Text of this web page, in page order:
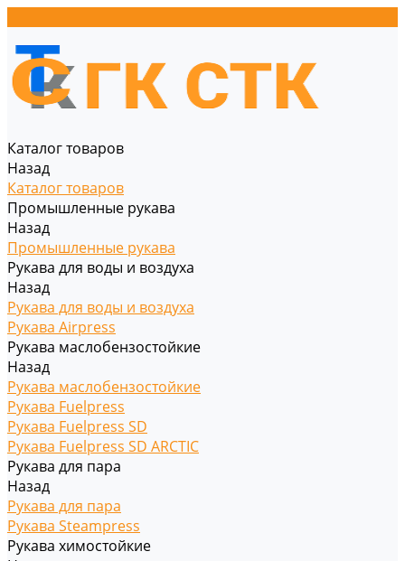
Каталог товаров
Назад
Каталог товаров
Промышленные рукава
Назад
Промышленные рукава
Рукава для воды и воздуха
Назад
Рукава для воды и воздуха
Рукава Airpress
Рукава маслобензостойкие
Назад
Рукава маслобензостойкие
Рукава Fuelpress
Рукава Fuelpress SD
Рукава Fuelpress SD ARCTIC
Рукава для пара
Назад
Рукава для пара
Рукава Steampress
Рукава химостойкие